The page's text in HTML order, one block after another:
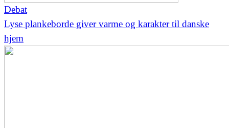
Debat
Lyse plankeborde giver varme og karakter til danske
hjem